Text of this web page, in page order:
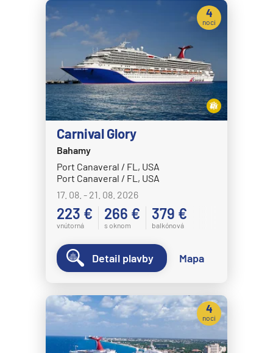
Explora V
Explora VI
Hapag-Lloyd Cruises
HANSEATIC inspiration
HANSEATIC nature
HANSEATIC spirit
MS Bremen
MS Europa
MS Europa 2
Holland America Line
MS Eurodam
MS Nieuw Amsterdam
MS Nieuw Statendam
MS Noordam
MS Oosterdam
MS Rotterdam
Carnival Glory
Bahamy
Port Canaveral / FL, USA
Port Canaveral / FL, USA
17. 08. - 21. 08. 2026
223 €
vnútorná
266 €
s oknom
379 €
balkónová
4
noci
Detail plavby Mapa
4
noci